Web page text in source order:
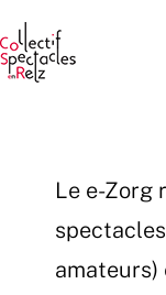
au
contenu
Le e-Zorg
amateurs)